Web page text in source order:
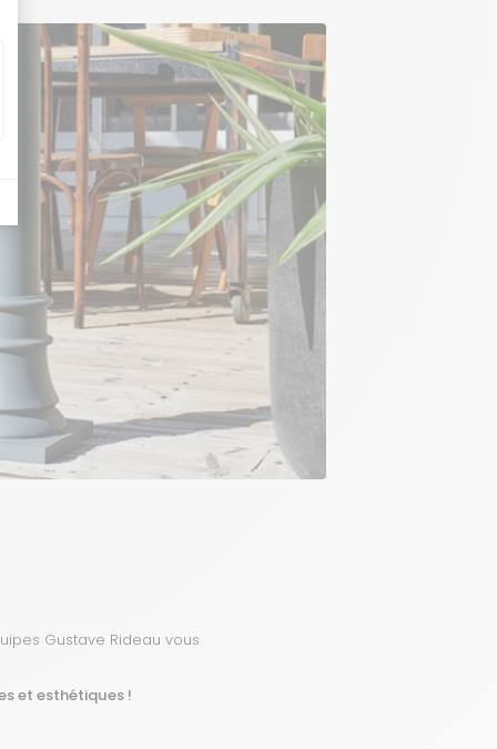
Gustave Rideau vous
et esthétiques !